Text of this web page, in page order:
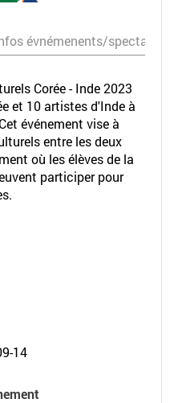
évnémenents/spectacles
Corée - Inde 2023
et 10 artistes d'Inde à
événement vise à
entre les deux
où les élèves de la
participer pour
14